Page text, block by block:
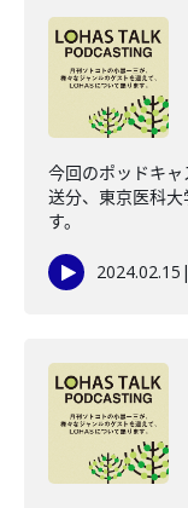
今回のポッドキ
送分、東京医科
す。
2024.02.15 |